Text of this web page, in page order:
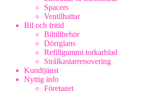
Spacers
Ventilhattar
Bil och fritid
Biltillbehör
Dörrglans
Refillgummi torkarblad
Strålkastarrenovering
Kundtjänst
Nyttig info
Företaget